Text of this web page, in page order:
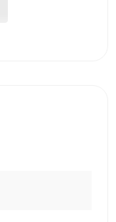
решітці з
вишуканий
все: від